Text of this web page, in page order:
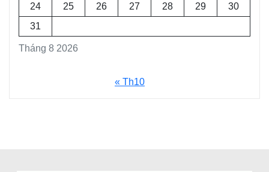
Tháng 8 2026
24
25 26 27 28 29
30
31
« Th10